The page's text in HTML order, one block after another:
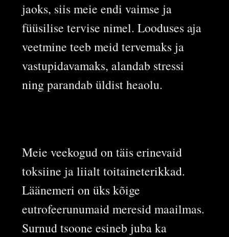
jaoks, siis meie endi vaimse ja
füüsilise tervise nimel. Looduses aja
veetmine teeb meid tervemaks ja
vastupidavamaks, alandab stressi
ning parandab üldist heaolu.
Meie veekogud on täis erinevaid
toksiine ja liialt toitaineterikkad.
Läänemeri on üks kõige
eutrofeerunumaid meresid maailmas.
Surnud tsoone esineb juba ka